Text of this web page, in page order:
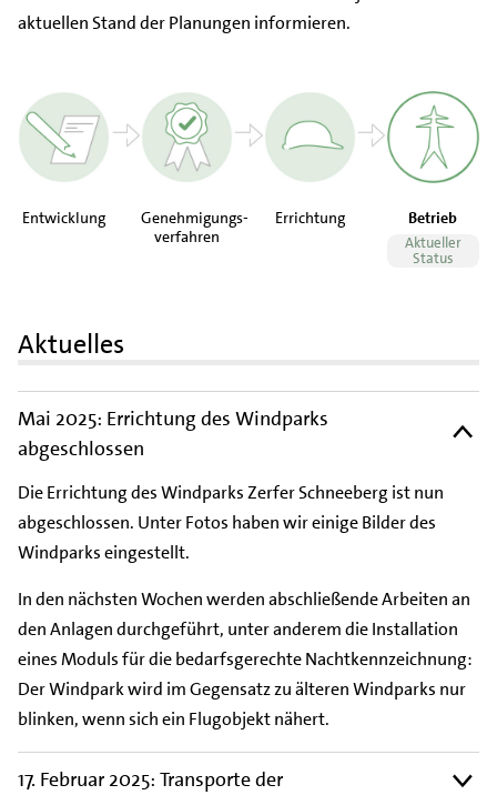
aktuellen Stand der Planungen informieren.
Entwicklung
Genehmigungs-
verfahren
Errichtung Betrieb
Aktueller
Status
Aktuelles
Mai 2025: Errichtung des Windparks
abgeschlossen
Die Errichtung des Windparks Zerfer Schneeberg ist nun
abgeschlossen. Unter Fotos haben wir einige Bilder des
Windparks eingestellt.
In den nächsten Wochen werden abschließende Arbeiten an
den Anlagen durchgeführt, unter anderem die Installation
eines Moduls für die bedarfsgerechte Nachtkennzeichnung:
Der Windpark wird im Gegensatz zu älteren Windparks nur
blinken, wenn sich ein Flugobjekt nähert.
17. Februar 2025: Transporte der